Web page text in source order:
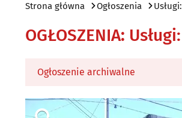
Strona główna Ogłoszenia
OGŁOSZENIA:
Ogłoszenie archiwalne